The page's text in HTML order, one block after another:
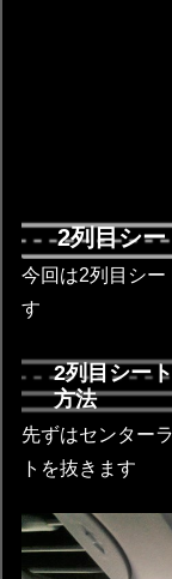
2列目シ
今回は2列目シー
す
2列目シー
方法
先ずはセンター
トを抜きます